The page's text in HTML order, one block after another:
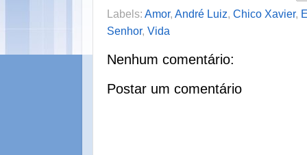
Labels: Amor, André Luiz, Chico Xavier,
Senhor, Vida
Nenhum comentário:
Postar um comentário